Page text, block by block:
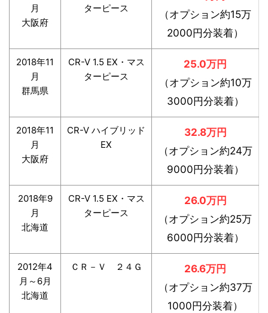
月
大阪府
ターピース
（オプション約15万
2000円分装着）
2018年11
月
群馬県
CR-V 1.5 EX・マス
ターピース
25.0万円
（オプション約10万
3000円分装着）
2018年11
月
大阪府
CR-V ハイブリッド
EX
32.8万円
（オプション約24万
9000円分装着）
2018年9
月
北海道
CR-V 1.5 EX・マス
ターピース
26.0万円
（オプション約25万
6000円分装着）
2012年4
月～6月
北海道
ＣＲ－Ｖ ２４Ｇ
26.6万円
（オプション約37万
1000円分装着）